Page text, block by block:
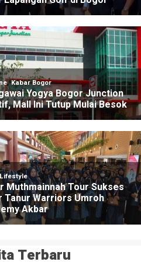
Terbaru